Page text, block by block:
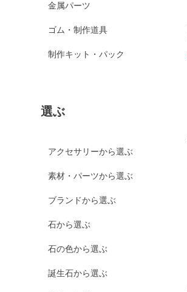
金属パーツ
ゴム・制作道具
制作キット・パック
選ぶ
アクセサリーから選ぶ
素材・パーツから選ぶ
ブランドから選ぶ
石から選ぶ
石の色から選ぶ
誕生石から選ぶ